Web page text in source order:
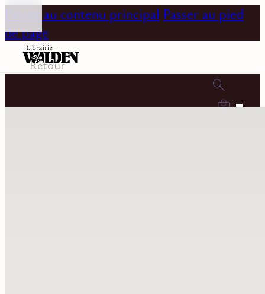
Passer au contenu principal Passer au pied
de page
0
Retour